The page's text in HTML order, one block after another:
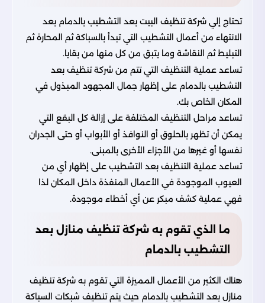
تحتاج إلي شركة تنظيف البيت بعد التشطيب بالدمام بعد
الانتهاء من أعمال التشطيب التي تبدأ بالسباكة ثم المحارة ثم
التبليط ثم النقاشة وما يتبق من كل منها من بقايا.
تساعد عملية التنظيف التي تتم من شركة تنظيف بعد
التشطيب بالدمام على إظهار جمال المجهود المبذول في
المكان الخاص بك.
تساعد مراحل التنظيف المختلفة على إزالة كل البقع التي
يمكن أن تظهر بالحلوق أو النوافذ أو الأبواب أو حتى الجدران
نفسها أو غيرها من الأجزاء الأخرى بالمبنى.
تساعد عملية التنظيف بعد التشطيب على إظهار أي من
العيوب الموجودة في الأعمال المنفذة داخل المكان لذا
فهي عملية كشف مبكر عن أي أخطاء موجودة.
ما الذي تقوم به شركة تنظيف منازل بعد
التشطيب بالدمام
هناك الكثير من الأعمال المميزة التي تقوم به شركة تنظيف
منازل بعد التشطيب بالدمام حيث يتم تنظيف شبكات السباكة